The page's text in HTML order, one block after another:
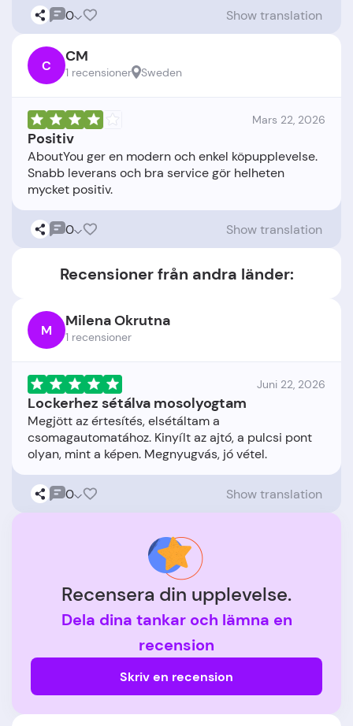
0 Show translation
C CM
1 recensioner Sweden
Mars 22, 2026
Positiv
AboutYou ger en modern och enkel köpupplevelse.
Snabb leverans och bra service gör helheten
0 Show translation
Recensioner från andra länder:
M Milena Okrutna
1 recensioner
Juni 22, 2026
Lockerhez sétálva mosolyogtam
Megjött az értesítés, elsétáltam a
csomagautomatához. Kinyílt az ajtó, a pulcsi pont
0 Show translation
Recensera din upplevelse.
Dela dina tankar och lämna en
recension
Skriv en recension